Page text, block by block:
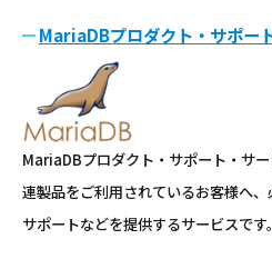
MariaDBプロダクト・サポー
MariaDBプロダクト・サポート・サ
連製品をご利用されているお客様へ
サポートなどを提供するサービスです。